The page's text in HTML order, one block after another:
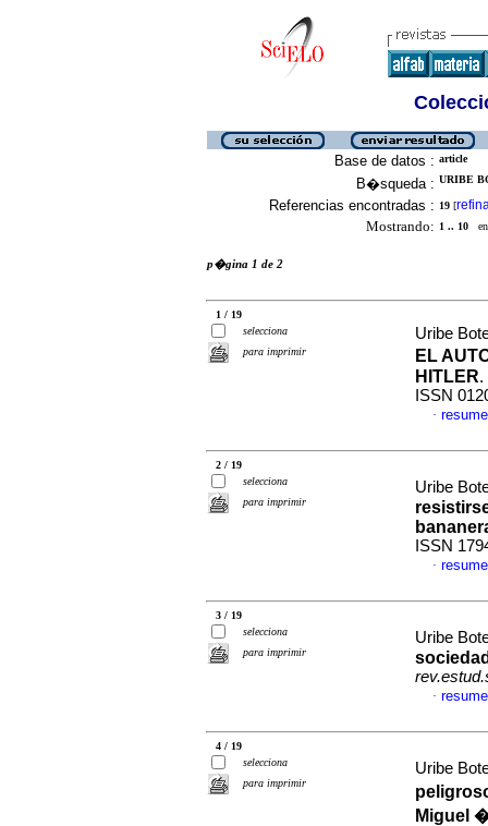
Base de datos : article
B�squeda : URIBE
Referencias encontradas : 19 [
Mostrando: 1 .. 10 en
p�gina 1 de 2
1 / 19
selecciona
para imprimir
Uribe
EL
HITLER.
ISSN
·
2 / 19
selecciona
para imprimir
Uribe
ISSN
·
3 / 19
selecciona
para imprimir
Uribe
·
4 / 19
selecciona
para imprimir
Uribe
Miguel